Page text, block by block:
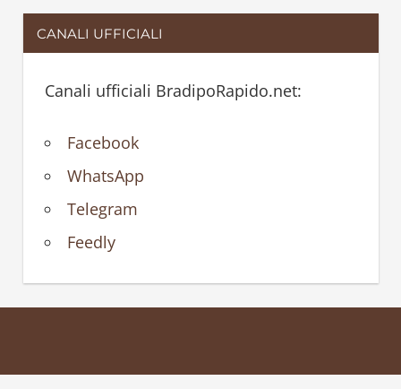
CANALI UFFICIALI
Canali ufficiali BradipoRapido.net:
Facebook
WhatsApp
Telegram
Feedly